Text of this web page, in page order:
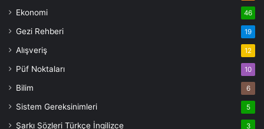
Ekonomi 46
Gezi Rehberi 19
Alışveriş 12
Püf Noktaları 10
Bilim 6
Sistem Gereksinimleri 5
Şarkı Sözleri Türkçe İngilizce 3